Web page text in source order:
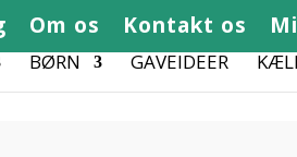
Om os Kontakt os
BØRN GAVEIDEER